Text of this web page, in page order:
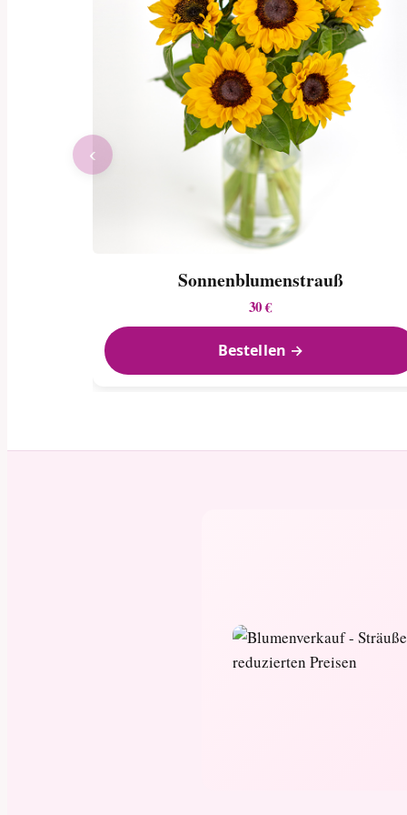
Sonnenblumen­strauß
30 €
Bestellen →
‹